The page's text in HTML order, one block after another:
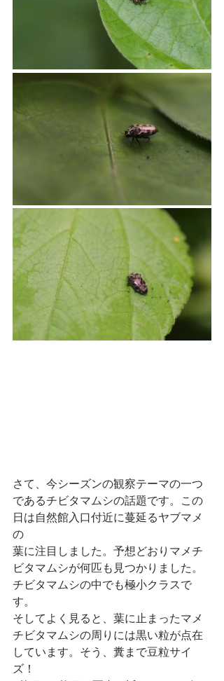
さて、今シーズンの観察テーマの一つ
であるチビタマムシの話題です。この
日は自然館入口付近に蔓延るヤブマメ
の
葉に注目しました。予想どおりマメチ
ビタマムシが何匹も見つかりました。
チビタマムシの中でも極小クラスで
す。
そしてよく見ると、葉に止まったマメ
チビタマムシの周りには黒い粒が点在
しています。そう、糞まで豆粒サイ
ズ！